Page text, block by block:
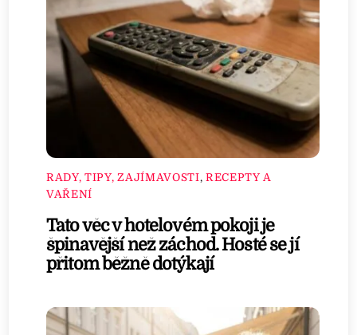
RADY, TIPY, ZAJÍMAVOSTI, RECEPTY A
VAŘENÍ
Tato věc v hotelovém pokoji je
špinavější než záchod. Hosté se jí
přitom běžně dotýkají